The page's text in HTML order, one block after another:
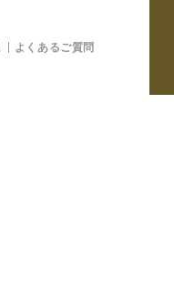
よくあるご質問